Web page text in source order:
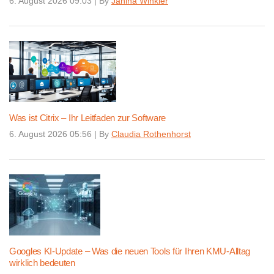
Was ist Citrix – Ihr Leitfaden zur Software
6. August 2026 05:56 | By Claudia Rothenhorst
Googles KI-Update – Was die neuen Tools für Ihren KMU-Alltag
wirklich bedeuten